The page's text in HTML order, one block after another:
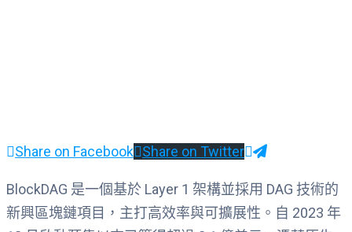
Share on Facebook Share on Twitter
BlockDAG 是一個基於 Layer 1 架構並採用 DAG 技術的
新興區塊鏈項目，主打高效率與可擴展性。自 2023 年